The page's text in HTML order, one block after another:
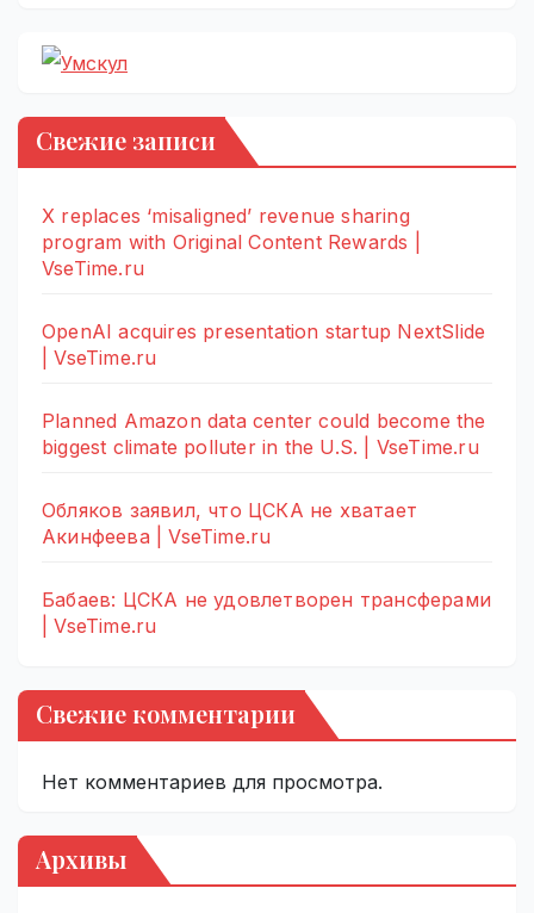
Свежие записи
X replaces ‘misaligned’ revenue sharing
program with Original Content Rewards |
VseTime.ru
OpenAI acquires presentation startup NextSlide
| VseTime.ru
Planned Amazon data center could become the
biggest climate polluter in the U.S. | VseTime.ru
Обляков заявил, что ЦСКА не хватает
Акинфеева | VseTime.ru
Бабаев: ЦСКА не удовлетворен трансферами
| VseTime.ru
Свежие комментарии
Нет комментариев для просмотра.
Архивы